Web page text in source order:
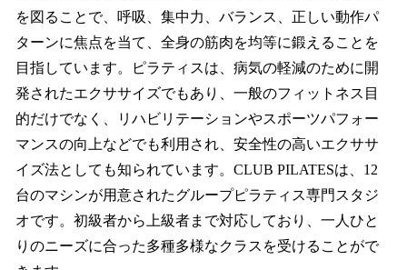
を図ることで、呼吸、集中力、バランス、正しい動作パ
ターンに焦点を当て、全身の筋肉を均等に鍛えることを
目指しています。ピラティスは、病気の軽減のために開
発されたエクササイズでもあり、一般のフィットネス目
的だけでなく、リハビリテーションやスポーツパフォー
マンスの向上などでも利用され、安全性の高いエクササ
イズ法としても知られています。CLUB PILATESは、12
台のマシンが用意されたグループピラティス専門スタジ
オです。初級者から上級者まで対応しており、一人ひと
りのニーズに合った多種多様なクラスを受けることがで